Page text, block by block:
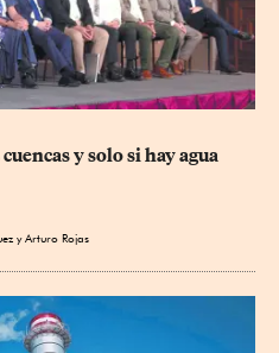
y solo si hay agua
yArturo Rojas